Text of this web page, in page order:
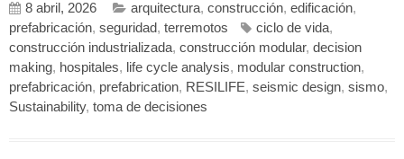
8 abril, 2026 arquitectura, construcción, edificación,
prefabricación, seguridad, terremotos ciclo de vida,
construcción industrializada, construcción modular, decision
making, hospitales, life cycle analysis, modular construction,
prefabricación, prefabrication, RESILIFE, seismic design, sismo,
Sustainability, toma de decisiones